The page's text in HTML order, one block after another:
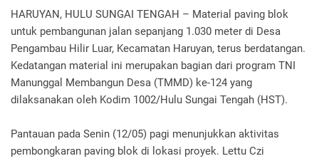
HARUYAN, HULU SUNGAI TENGAH – Material paving blok
untuk pembangunan jalan sepanjang 1.030 meter di Desa
Pengambau Hilir Luar, Kecamatan Haruyan, terus berdatangan.
Kedatangan material ini merupakan bagian dari program TNI
Manunggal Membangun Desa (TMMD) ke-124 yang
dilaksanakan oleh Kodim 1002/Hulu Sungai Tengah (HST).
Pantauan pada Senin (12/05) pagi menunjukkan aktivitas
pembongkaran paving blok di lokasi proyek. Lettu Czi